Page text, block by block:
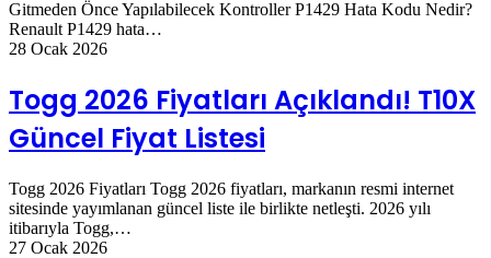
Gitmeden Önce Yapılabilecek Kontroller P1429 Hata Kodu Nedir?
Renault P1429 hata…
28 Ocak 2026
Togg 2026 Fiyatları Açıklandı! T10X
Güncel Fiyat Listesi
Togg 2026 Fiyatları Togg 2026 fiyatları, markanın resmi internet
sitesinde yayımlanan güncel liste ile birlikte netleşti. 2026 yılı
itibarıyla Togg,…
27 Ocak 2026